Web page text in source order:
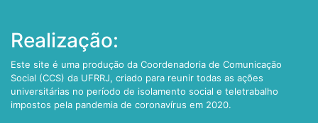
Realização:
Este site é uma produção da Coordenadoria de Comunicação
Social (CCS) da UFRRJ, criado para reunir todas as ações
universitárias no período de isolamento social e teletrabalho
impostos pela pandemia de coronavírus em 2020.